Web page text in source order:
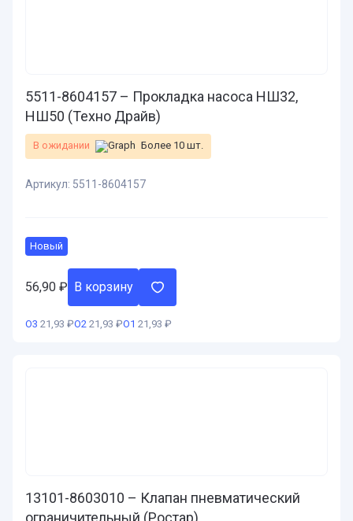
5511-8604157 – Прокладка насоса НШ32,
НШ50 (Техно Драйв)
В ожидании Более 10 шт.
Артикул: 5511-8604157
Новый
56,90 ₽ В корзину
О3 21,93 ₽О2 21,93 ₽О1 21,93 ₽
13101-8603010 – Клапан пневматический
ограничительный (Ростар)